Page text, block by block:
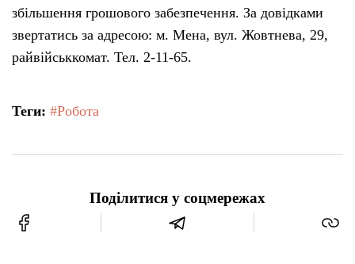
Контакти
Етичний кодекс
збільшення грошового забезпечення. За довідками
звертатись за адресою: м. Мена, вул. Жовтнева, 29,
райвійськкомат. Тел. 2-11-65.
Теги: #Робота
Поділитися у соцмережах